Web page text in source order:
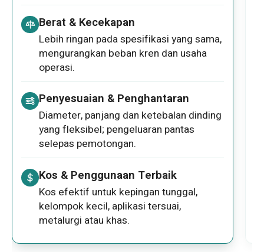
Berat & Kecekapan
Lebih ringan pada spesifikasi yang sama,
mengurangkan beban kren dan usaha
operasi.
Penyesuaian & Penghantaran
Diameter, panjang dan ketebalan dinding
yang fleksibel; pengeluaran pantas
selepas pemotongan.
Kos & Penggunaan Terbaik
Kos efektif untuk kepingan tunggal,
kelompok kecil, aplikasi tersuai,
metalurgi atau khas.